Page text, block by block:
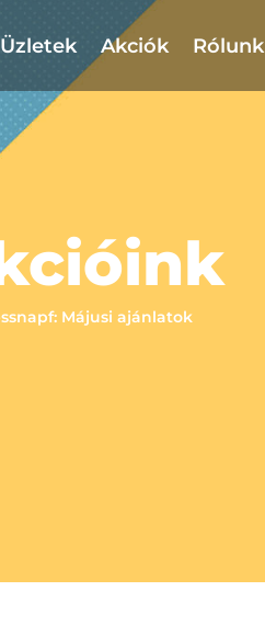
Üzletek Akciók Rólunk
Májusi ajánlatok